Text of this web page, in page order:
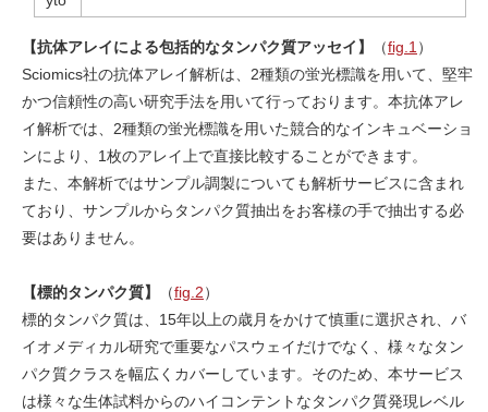
【抗体アレイによる包括的なタンパク質アッセイ】 （fig.1 ）
Sciomics社の抗体アレイ解析は、2種類の蛍光標識を用いて、堅牢
かつ信頼性の高い研究手法を用いて行っております。本抗体アレ
イ解析では、2種類の蛍光標識を用いた競合的なインキュベーショ
ンにより、1枚のアレイ上で直接比較することができます。
また、本解析ではサンプル調製についても解析サービスに含まれ
ており、サンプルからタンパク質抽出をお客様の手で抽出する必
要はありません。
【標的タンパク質】 （fig.2）
標的タンパク質は、15年以上の歳月をかけて慎重に選択され、バ
イオメディカル研究で重要なパスウェイだけでなく、様々なタン
パク質クラスを幅広くカバーしています。そのため、本サービス
は様々な生体試料からのハイコンテントなタンパク質発現レベル